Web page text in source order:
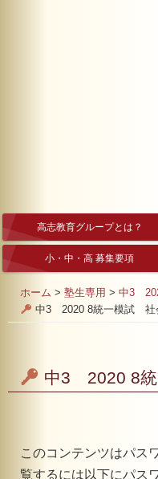
高志教育グループとは？
小・中・高 募集要項
ホーム > 塾生専用 > 中3
中3 2020 8統一模試 社
中3 2020 8
このコンテンツはパス
覧するには以下にパス